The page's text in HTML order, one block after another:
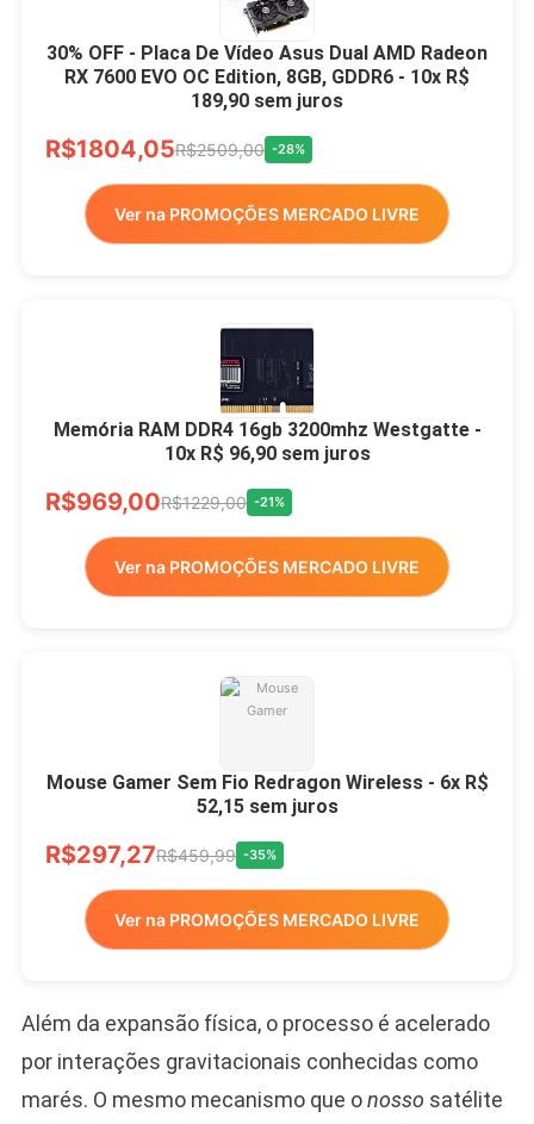
30% OFF - Placa De Vídeo Asus Dual AMD Radeon
RX 7600 EVO OC Edition, 8GB, GDDR6 - 10x R$
189,90 sem juros
R$1804,05R$2509,00 -28%
Ver na PROMOÇÕES MERCADO LIVRE
Memória RAM DDR4 16gb 3200mhz Westgatte -
10x R$ 96,90 sem juros
R$969,00R$1229,00 -21%
Ver na PROMOÇÕES MERCADO LIVRE
Mouse Gamer Sem Fio Redragon Wireless - 6x R$
52,15 sem juros
R$297,27R$459,99 -35%
Ver na PROMOÇÕES MERCADO LIVRE
Além da expansão física, o processo é acelerado
por interações gravitacionais conhecidas como
marés. O mesmo mecanismo que onosso satélite